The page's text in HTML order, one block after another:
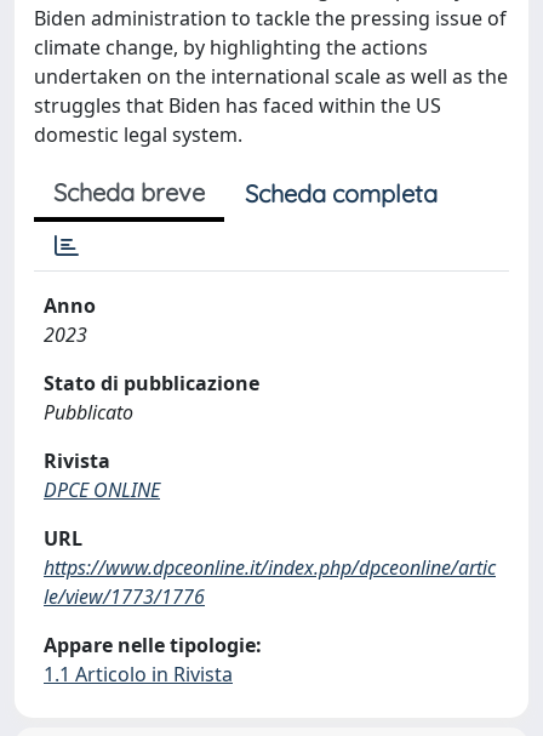
Biden administration to tackle the pressing issue of
climate change, by highlighting the actions
undertaken on the international scale as well as the
struggles that Biden has faced within the US
domestic legal system.
Scheda breve Scheda completa
Anno
2023
Stato di pubblicazione
Pubblicato
Rivista
DPCE ONLINE
URL
https://www.dpceonline.it/index.php/dpceonline/artic
le/view/1773/1776
Appare nelle tipologie:
1.1 Articolo in Rivista